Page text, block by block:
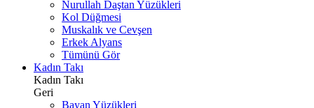
Nurullah Daştan Yüzükleri
Kol Düğmesi
Muskalık ve Cevşen
Erkek Alyans
Tümünü Gör
Kadın Takı
Kadın Takı
Geri
Bayan Yüzükleri